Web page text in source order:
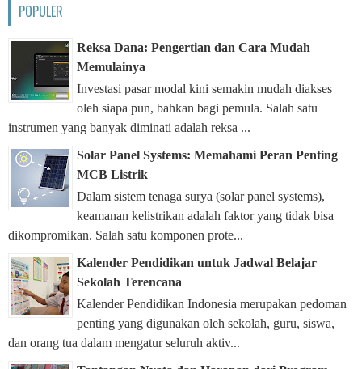
POPULER
Reksa Dana: Pengertian dan Cara Mudah
Memulainya
Investasi pasar modal kini semakin mudah diakses
oleh siapa pun, bahkan bagi pemula. Salah satu
instrumen yang banyak diminati adalah reksa ...
Solar Panel Systems: Memahami Peran Penting
MCB Listrik
Dalam sistem tenaga surya (solar panel systems),
keamanan kelistrikan adalah faktor yang tidak bisa
dikompromikan. Salah satu komponen prote...
Kalender Pendidikan untuk Jadwal Belajar
Sekolah Terencana
Kalender Pendidikan Indonesia merupakan pedoman
penting yang digunakan oleh sekolah, guru, siswa,
dan orang tua dalam mengatur seluruh aktiv...